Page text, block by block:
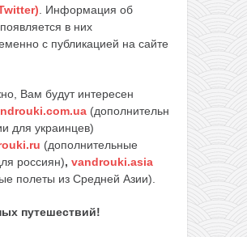
. Информация об
в них
с публикацией на сайте
Вам будут интересен
(дополнительн
для украинцев)
(дополнительные
россиян), vandrouki.asia
полеты из Средней Азии).
путешествий!